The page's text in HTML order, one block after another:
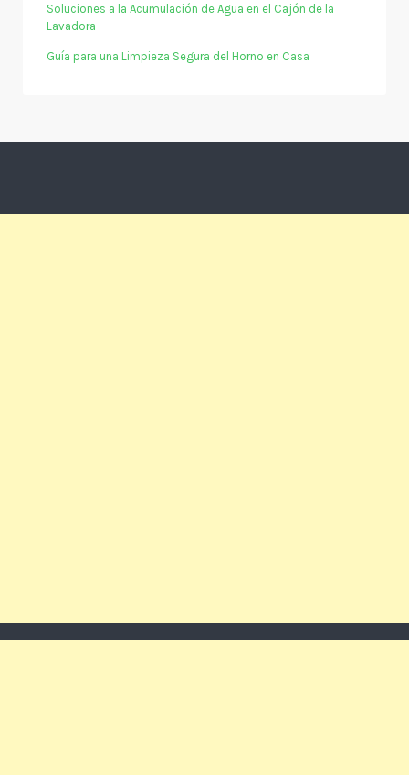
Soluciones a la Acumulación de Agua en el Cajón de la
Lavadora
Guía para una Limpieza Segura del Horno en Casa